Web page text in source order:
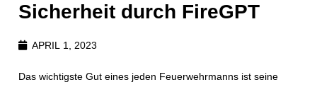
Sicherheit durch FireGPT
APRIL 1, 2023
Das wichtigste Gut eines jeden Feuerwehrmanns ist seine